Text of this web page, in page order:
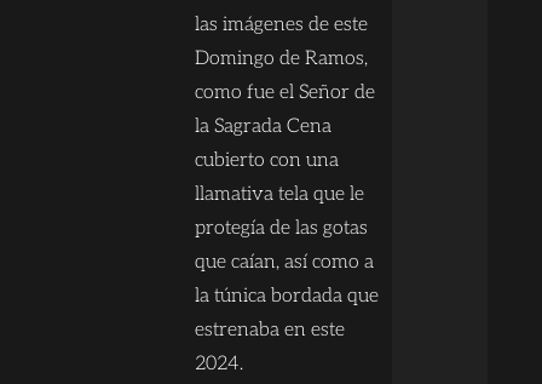
las imágenes de este
Domingo de Ramos,
como fue el Señor de
la Sagrada Cena
cubierto con una
llamativa tela que le
protegía de las gotas
que caían, así como a
la túnica bordada que
estrenaba en este
2024.